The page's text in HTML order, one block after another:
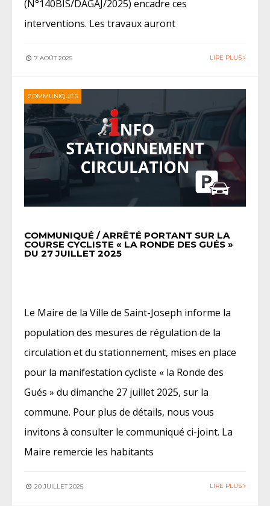
(N°140BIS/DAGAJ/2025) encadre ces
interventions. Les travaux auront
7 AOÛT 2025 LIRE PLUS
COMMUNIQUÉS
COMMUNIQUÉ / ARRÊTÉ PORTANT SUR LA
COURSE CYCLISTE « LA RONDE DES GUÉS »
DU 27 JUILLET 2025
Le Maire de la Ville de Saint-Joseph informe la
population des mesures de régulation de la
circulation et du stationnement, mises en place
pour la manifestation cycliste « la Ronde des
Gués » du dimanche 27 juillet 2025, sur la
commune. Pour plus de détails, nous vous
invitons à consulter le communiqué ci-joint. La
Maire remercie les habitants
20 JUILLET 2025 LIRE PLUS